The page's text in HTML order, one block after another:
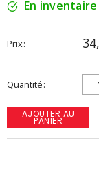
En inventaire
Prix
Quantité
AJOUTER AU
PANIER